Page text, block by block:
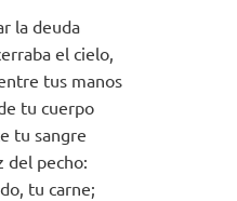
la deuda
el cielo,
tus manos
tu cuerpo
tu sangre
del pecho:
tu carne;